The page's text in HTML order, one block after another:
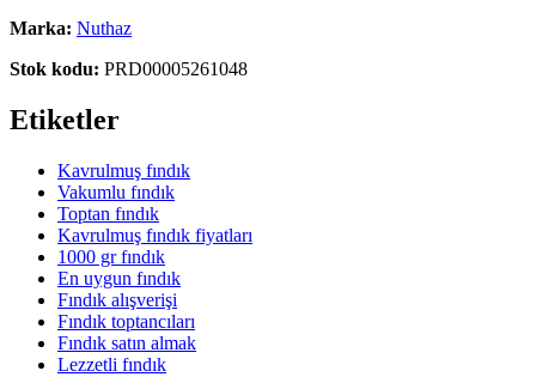
Marka: Nuthaz
Stok kodu: PRD00005261048
Etiketler
Kavrulmuş fındık
Vakumlu fındık
Toptan fındık
Kavrulmuş fındık fiyatları
1000 gr fındık
En uygun fındık
Fındık alışverişi
Fındık toptancıları
Fındık satın almak
Lezzetli fındık